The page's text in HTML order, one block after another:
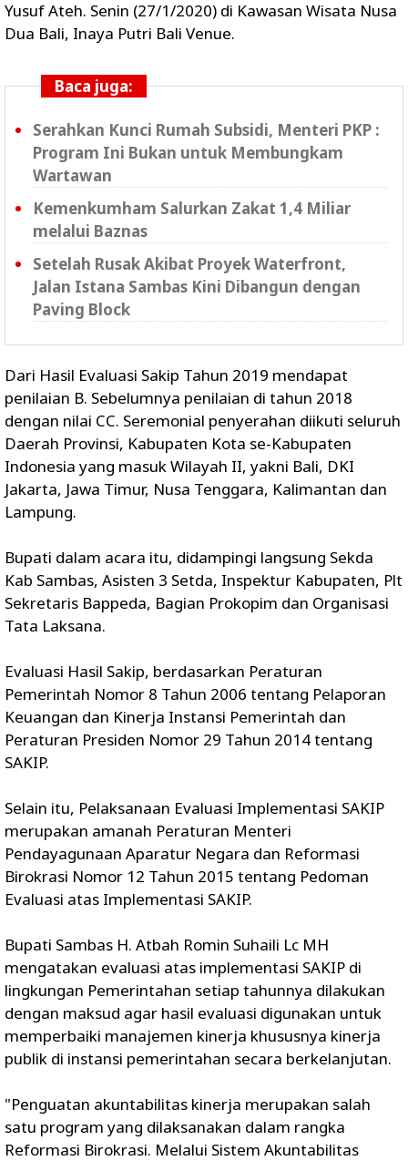
Yusuf Ateh. Senin (27/1/2020) di Kawasan Wisata Nusa
Dua Bali, Inaya Putri Bali Venue.
Baca juga:
Serahkan Kunci Rumah Subsidi, Menteri PKP :
Program Ini Bukan untuk Membungkam
Wartawan
Kemenkumham Salurkan Zakat 1,4 Miliar
melalui Baznas
Setelah Rusak Akibat Proyek Waterfront,
Jalan Istana Sambas Kini Dibangun dengan
Paving Block
Dari Hasil Evaluasi Sakip Tahun 2019 mendapat
penilaian B. Sebelumnya penilaian di tahun 2018
dengan nilai CC. Seremonial penyerahan diikuti seluruh
Daerah Provinsi, Kabupaten Kota se-Kabupaten
Indonesia yang masuk Wilayah II, yakni Bali, DKI
Jakarta, Jawa Timur, Nusa Tenggara, Kalimantan dan
Lampung.
Bupati dalam acara itu, didampingi langsung Sekda
Kab Sambas, Asisten 3 Setda, Inspektur Kabupaten, Plt
Sekretaris Bappeda, Bagian Prokopim dan Organisasi
Tata Laksana.
Evaluasi Hasil Sakip, berdasarkan Peraturan
Pemerintah Nomor 8 Tahun 2006 tentang Pelaporan
Keuangan dan Kinerja Instansi Pemerintah dan
Peraturan Presiden Nomor 29 Tahun 2014 tentang
SAKIP.
Selain itu, Pelaksanaan Evaluasi Implementasi SAKIP
merupakan amanah Peraturan Menteri
Pendayagunaan Aparatur Negara dan Reformasi
Birokrasi Nomor 12 Tahun 2015 tentang Pedoman
Evaluasi atas Implementasi SAKIP.
Bupati Sambas H. Atbah Romin Suhaili Lc MH
mengatakan evaluasi atas implementasi SAKIP di
lingkungan Pemerintahan setiap tahunnya dilakukan
dengan maksud agar hasil evaluasi digunakan untuk
memperbaiki manajemen kinerja khususnya kinerja
publik di instansi pemerintahan secara berkelanjutan.
"Penguatan akuntabilitas kinerja merupakan salah
satu program yang dilaksanakan dalam rangka
Reformasi Birokrasi. Melalui Sistem Akuntabilitas